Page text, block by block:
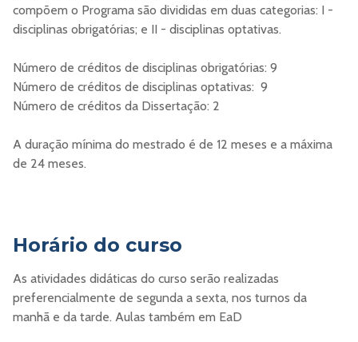
compõem o Programa são divididas em duas categorias: I -
disciplinas obrigatórias; e II - disciplinas optativas.
Número de créditos de disciplinas obrigatórias: 9
Número de créditos de disciplinas optativas: 9
Número de créditos da Dissertação: 2
A duração mínima do mestrado é de 12 meses e a máxima
de 24 meses.
Horário do curso
As atividades didáticas do curso serão realizadas
preferencialmente de segunda a sexta, nos turnos da
manhã e da tarde. Aulas também em EaD